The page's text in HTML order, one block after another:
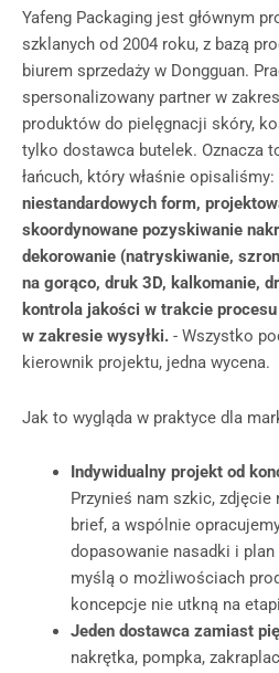
Yafeng Packaging jest głównym
szklanych od 2004 roku, z bazą
biurem sprzedaży w Dongguan.
spersonalizowany partner w
produktów do pielęgnacji skóry,
tylko dostawca butelek. Oznacza
łańcuch, który właśnie opisaliśmy:
niestandardowych form,
skoordynowane pozyskiwanie
dekorowanie (natryskiwanie,
na gorąco, druk 3D, kalkomanie,
kontrola jakości w trakcie
w zakresie wysyłki. - Wszystko
kierownik projektu, jedna wycena.
Jak to wygląda w praktyce dla
Indywidualny projekt od
Przynieś nam szkic,
brief, a wspólnie
dopasowanie nasadki i
myślą o możliwościach
koncepcje nie utkną na
Jeden dostawca zamiast
nakrętka, pompka,